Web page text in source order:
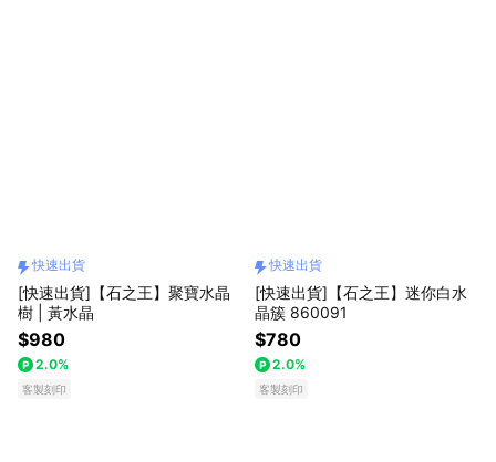
快速出貨
[快速出貨]【石之王】聚寶水晶
樹 | 黃水晶
$980
2.0%
客製刻印
快速出貨
[快速出貨]【石之王】迷你白水
晶簇 860091
$780
2.0%
客製刻印